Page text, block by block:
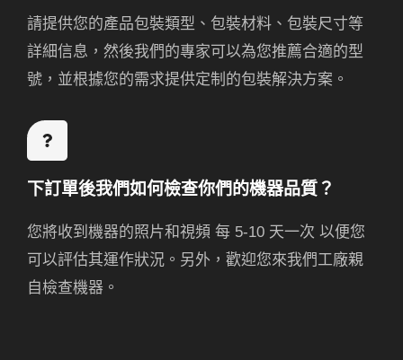
請提供您的產品包裝類型、包裝材料、包裝尺寸等
詳細信息，然後我們的專家可以為您推薦合適的型
號，並根據您的需求提供定制的包裝解決方案。
下訂單後我們如何檢查你們的機器品質？
您將收到機器的照片和視頻 每 5-10 天一次 以便您
可以評估其運作狀況。另外，歡迎您來我們工廠親
自檢查機器。